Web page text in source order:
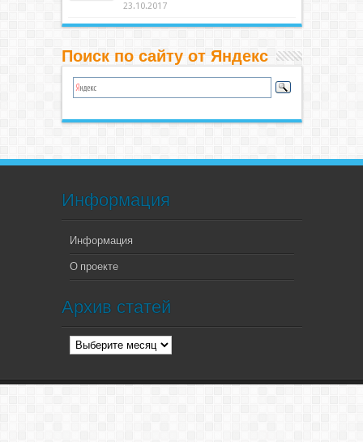
23.10.2017
Поиск по сайту от Яндекс
Информация
Информация
О проекте
Архив статей
Архив
статей